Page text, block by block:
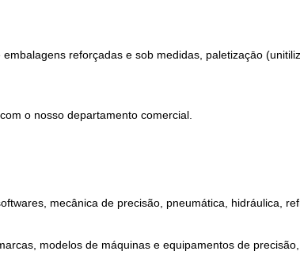
reforçadas e sob medidas, paletizaçāo
o nosso departamento comercial.
mecânica de precisão, pneumática, hidráulica,
modelos de máquinas e equipamentos de